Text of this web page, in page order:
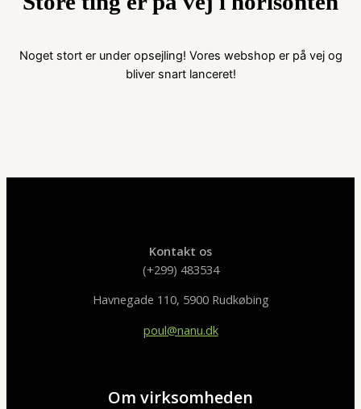
Noget stort er under opsejling! Vores webshop er på vej og
bliver snart lanceret!
Kontakt os
(+299) 483534
Havnegade 110, 5900 Rudkøbing
poul@nanu.dk
Om virksomheden